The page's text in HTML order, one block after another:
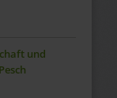
und